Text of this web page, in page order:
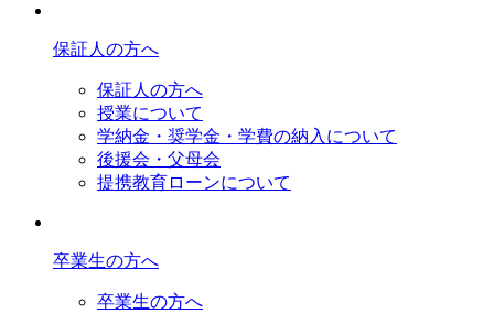
保証人の方へ
保証人の方へ
授業について
学納金・奨学金・学費の納入について
後援会・父母会
提携教育ローンについて
卒業生の方へ
卒業生の方へ